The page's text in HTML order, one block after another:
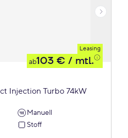
Leasing
ab103 € / mtl.
Injection Turbo 74kW
Manuell
Stoff